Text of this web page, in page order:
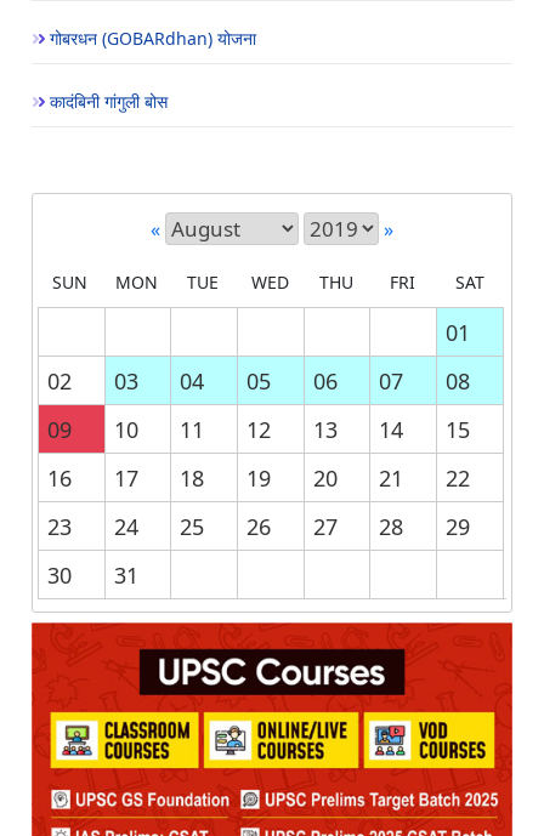
गोबरधन (GOBARdhan) योजना
कादंबिनी गांगुली बोस
« »
SUN MON TUE WED THU FRI SAT
01
02
03 04 05 06 07
08
09
10 11 12 13 14
15
16
17 18 19 20 21
22
23
24 25 26 27 28
29
30
31